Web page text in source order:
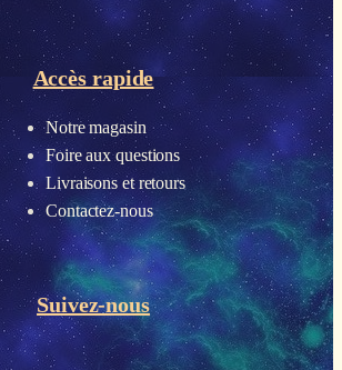
Accès rapide
Notre magasin
Foire aux questions
Livraisons et retours
Contactez-nous
Suivez-nous